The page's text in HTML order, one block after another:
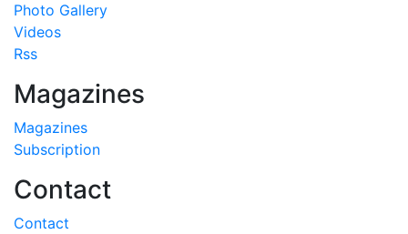
Photo Gallery
Videos
Rss
Magazines
Magazines
Subscription
Contact
Contact